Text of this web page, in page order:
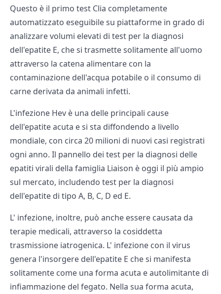
Questo è il primo test Clia completamente
automatizzato eseguibile su piattaforme in grado di
analizzare volumi elevati di test per la diagnosi
dell'epatite E, che si trasmette solitamente all'uomo
attraverso la catena alimentare con la
contaminazione dell'acqua potabile o il consumo di
carne derivata da animali infetti.
L'infezione Hev è una delle principali cause
dell'epatite acuta e si sta diffondendo a livello
mondiale, con circa 20 milioni di nuovi casi registrati
ogni anno. Il pannello dei test per la diagnosi delle
epatiti virali della famiglia Liaison è oggi il più ampio
sul mercato, includendo test per la diagnosi
dell'epatite di tipo A, B, C, D ed E.
L' infezione, inoltre, può anche essere causata da
terapie medicali, attraverso la cosiddetta
trasmissione iatrogenica. L' infezione con il virus
genera l'insorgere dell'epatite E che si manifesta
solitamente come una forma acuta e autolimitante di
infiammazione del fegato. Nella sua forma acuta,